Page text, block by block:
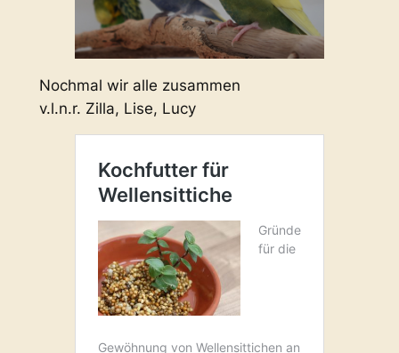
Nochmal wir alle zusammen
v.l.n.r. Zilla, Lise, Lucy